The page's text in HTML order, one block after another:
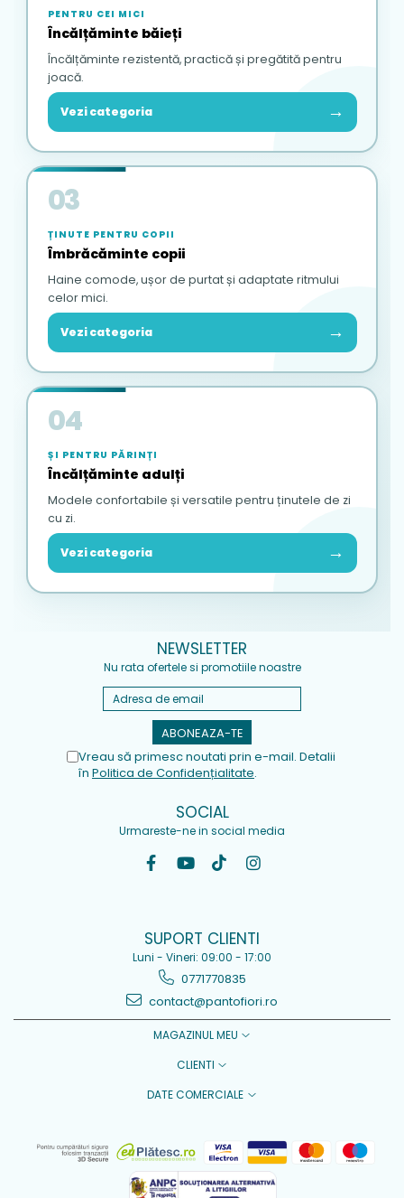
PENTRU CEI MICI
Încălțăminte băieți
Încălțăminte rezistentă, practică și pregătită pentru
joacă.
Vezi categoria →
03
ȚINUTE PENTRU COPII
Îmbrăcăminte copii
Haine comode, ușor de purtat și adaptate ritmului
celor mici.
Vezi categoria →
04
ȘI PENTRU PĂRINȚI
Încălțăminte adulți
Modele confortabile și versatile pentru ținutele de zi
cu zi.
Vezi categoria →
NEWSLETTER
Nu rata ofertele si promotiile noastre
Vreau să primesc noutati prin e-mail. Detalii
în Politica de Confidențialitate.
SOCIAL
Urmareste-ne in social media
SUPORT CLIENTI
Luni - Vineri: 09:00 - 17:00
0771770835
contact@pantofiori.ro
MAGAZINUL MEU
CLIENTI
DATE COMERCIALE